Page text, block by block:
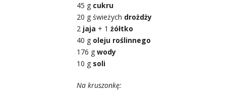
45 g cukru
20 g świeżych drożdży
2 jaja + 1 żółtko
40 g oleju roślinnego
176 g wody
10 g soli
Na kruszonkę: